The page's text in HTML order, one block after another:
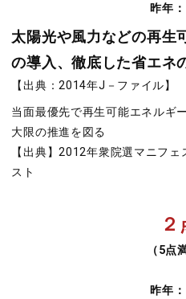
昨年
太陽光や風力などの再生
の導入、徹底した省エネ
【出典：2014年J－ファイル】
当面最優先で再生可能エネルギ
大限の推進を図る
【出典】2012年衆院選マニフ
スト
２
（5点
昨年